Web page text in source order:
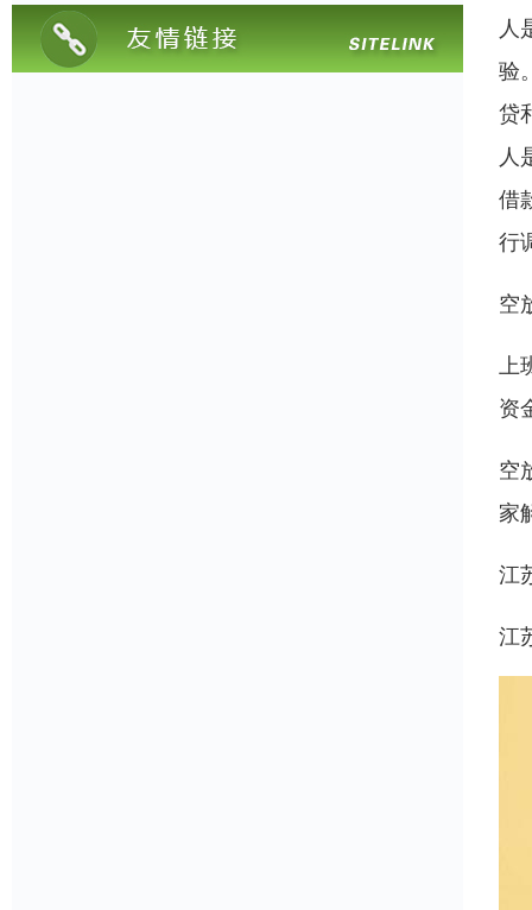
人
验
贷
人
借
行
空
上
资
空
家
江
江